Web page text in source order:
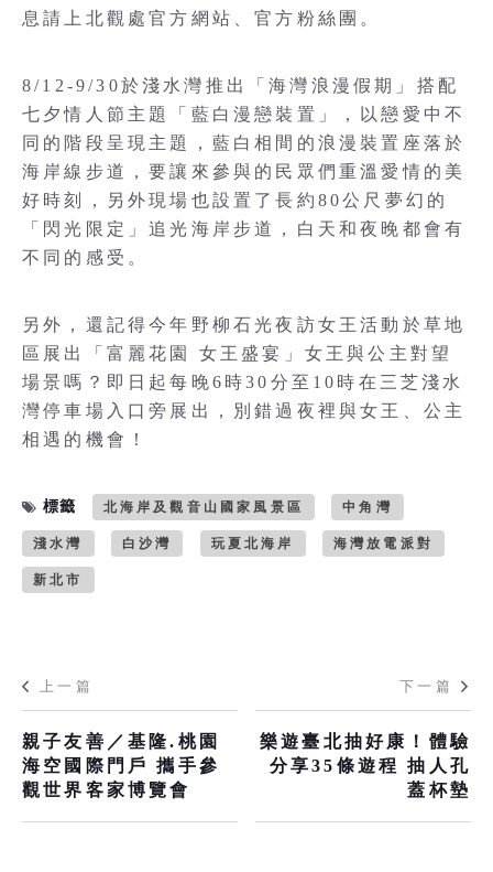
息請上北觀處官方網站、官方粉絲團。
8/12-9/30於淺水灣推出「海灣浪漫假期」搭配
七夕情人節主題「藍白漫戀裝置」，以戀愛中不
同的階段呈現主題，藍白相間的浪漫裝置座落於
海岸線步道，要讓來參與的民眾們重溫愛情的美
好時刻，另外現場也設置了長約80公尺夢幻的
「閃光限定」追光海岸步道，白天和夜晚都會有
不同的感受。
另外，還記得今年野柳石光夜訪女王活動於草地
區展出「富麗花園 女王盛宴」女王與公主對望
場景嗎？即日起每晚6時30分至10時在三芝淺水
灣停車場入口旁展出，別錯過夜裡與女王、公主
相遇的機會！
標籤 北海岸及觀音山國家風景區 中角灣
淺水灣 白沙灣 玩夏北海岸 海灣放電派對
新北市
上一篇
親子友善／基隆.桃園
海空國際門戶 攜手參
觀世界客家博覽會
下一篇
樂遊臺北抽好康！體驗
分享35條遊程 抽人孔
蓋杯墊